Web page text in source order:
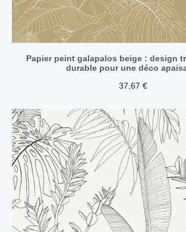
Papier peint galapalos beige : design
durable pour une déco
37,67 €